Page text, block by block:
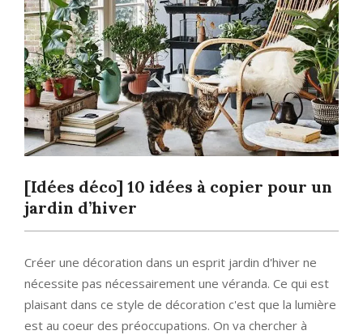
SLOW
LIVING
[Idées déco] 10 idées à copier pour un
jardin d’hiver
Créer une décoration dans un esprit jardin d'hiver ne
nécessite pas nécessairement une véranda. Ce qui est
plaisant dans ce style de décoration c'est que la lumière
est au coeur des préoccupations. On va chercher à